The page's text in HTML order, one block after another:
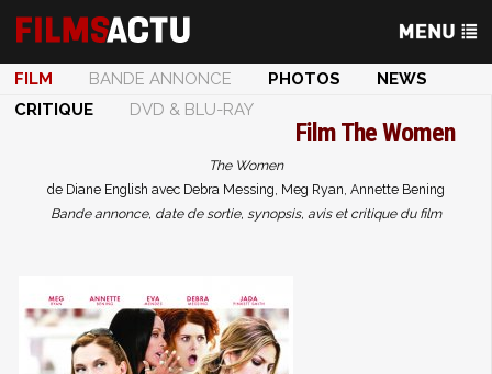
FILM BANDE ANNONCE PHOTOS
NEWS
CRITIQUE
DVD & BLU-RAY
FilmThe Women
The Women
de Diane English avec Debra Messing, Meg Ryan, Annette Bening
Bande annonce, date de sortie, synopsis, avis et critique du film